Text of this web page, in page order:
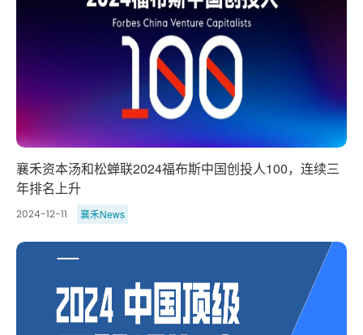
襄禾资本汤和松蝉联2024福布斯中国创投人100，连续三
年排名上升
2024-12-11 襄禾News